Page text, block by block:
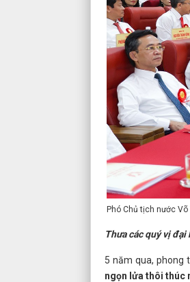
Phó Chủ tịch nước
Thưa các quý vị đại
5 năm qua, phong
ngọn lửa thôi thúc